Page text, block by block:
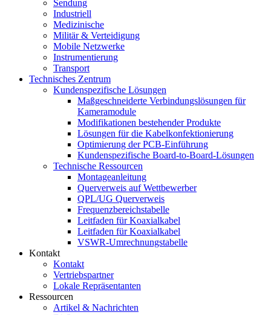
Sendung
Industriell
Medizinische
Militär & Verteidigung
Mobile Netzwerke
Instrumentierung
Transport
Technisches Zentrum
Kundenspezifische Lösungen
Maßgeschneiderte Verbindungslösungen für
Kameramodule
Modifikationen bestehender Produkte
Lösungen für die Kabelkonfektionierung
Optimierung der PCB-Einführung
Kundenspezifische Board-to-Board-Lösungen
Technische Ressourcen
Montageanleitung
Querverweis auf Wettbewerber
QPL/UG Querverweis
Frequenzbereichstabelle
Leitfaden für Koaxialkabel
Leitfaden für Koaxialkabel
VSWR-Umrechnungstabelle
Kontakt
Kontakt
Vertriebspartner
Lokale Repräsentanten
Ressourcen
Artikel & Nachrichten